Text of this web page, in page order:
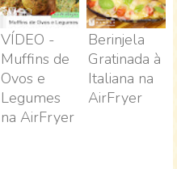
VÍDEO -
Muffins de
Ovos e
Legumes
na AirFryer
Berinjela
Gratinada à
Italiana na
AirFryer